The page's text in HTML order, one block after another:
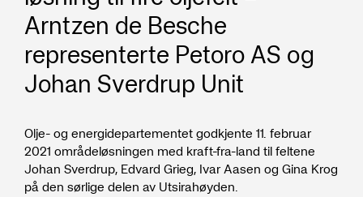
Arntzen de Besche
representerte Petoro AS og
Johan Sverdrup Unit
Olje- og energidepartementet godkjente 11. februar
2021 områdeløsningen med kraft-fra-land til feltene
Johan Sverdrup, Edvard Grieg, Ivar Aasen og Gina Krog
på den sørlige delen av Utsirahøyden.